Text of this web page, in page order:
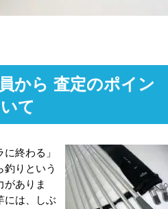
から 査定のポイン
て
終わる」
りという
ありま
には、しぶ